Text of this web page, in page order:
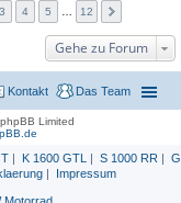
3 4 5 12
Gehe zu Forum
Das Team
Kontakt
Limited
| K 1600 GTL | S 1000 RR | G
| Impressum